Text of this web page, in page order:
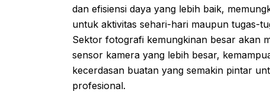
dan efisiensi daya yang lebih baik,
untuk aktivitas sehari-hari maupun tugas-
Sektor fotografi kemungkinan besar akan
sensor kamera yang lebih besar,
kecerdasan buatan yang semakin pintar
profesional.